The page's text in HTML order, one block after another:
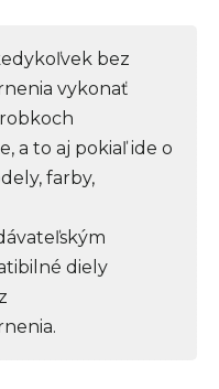
bez
vykonať
a to aj pokiaľ ide o
farby,
diely